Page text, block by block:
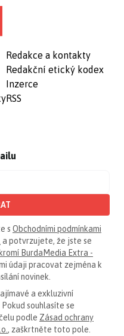
Redakce a kontakty
Redakční etický kodex
Inzerce
RSS
s Obchodními podmínkami
a potvrzujete, že jste se
BurdaMedia Extra -
údaji pracovat zejména k
novinek.
a exkluzivní
souhlasíte se
podle Zásad ochrany
, zaškrtněte toto pole.